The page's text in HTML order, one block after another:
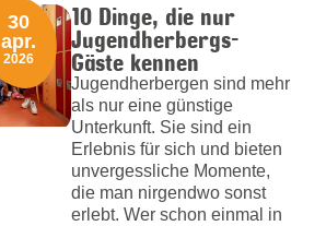
10 Dinge, die nur
Jugendherbergs-
Gäste kennen
Jugendherbergen sind mehr
als nur eine günstige
Unterkunft. Sie sind ein
Erlebnis für sich und bieten
unvergessliche Momente,
die man nirgendwo sonst
erlebt. Wer schon einmal in
30
apr.
2026